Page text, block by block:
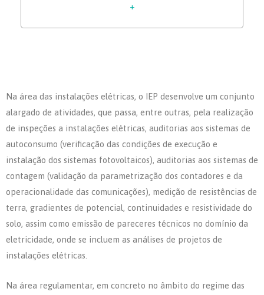
+
Na área das instalações elétricas, o IEP desenvolve um conjunto
alargado de atividades, que passa, entre outras, pela realização
de inspeções a instalações elétricas, auditorias aos sistemas de
autoconsumo (verificação das condições de execução e
instalação dos sistemas fotovoltaicos), auditorias aos sistemas de
contagem (validação da parametrização dos contadores e da
operacionalidade das comunicações), medição de resistências de
terra, gradientes de potencial, continuidades e resistividade do
solo, assim como emissão de pareceres técnicos no domínio da
eletricidade, onde se incluem as análises de projetos de
instalações elétricas.
Na área regulamentar, em concreto no âmbito do regime das